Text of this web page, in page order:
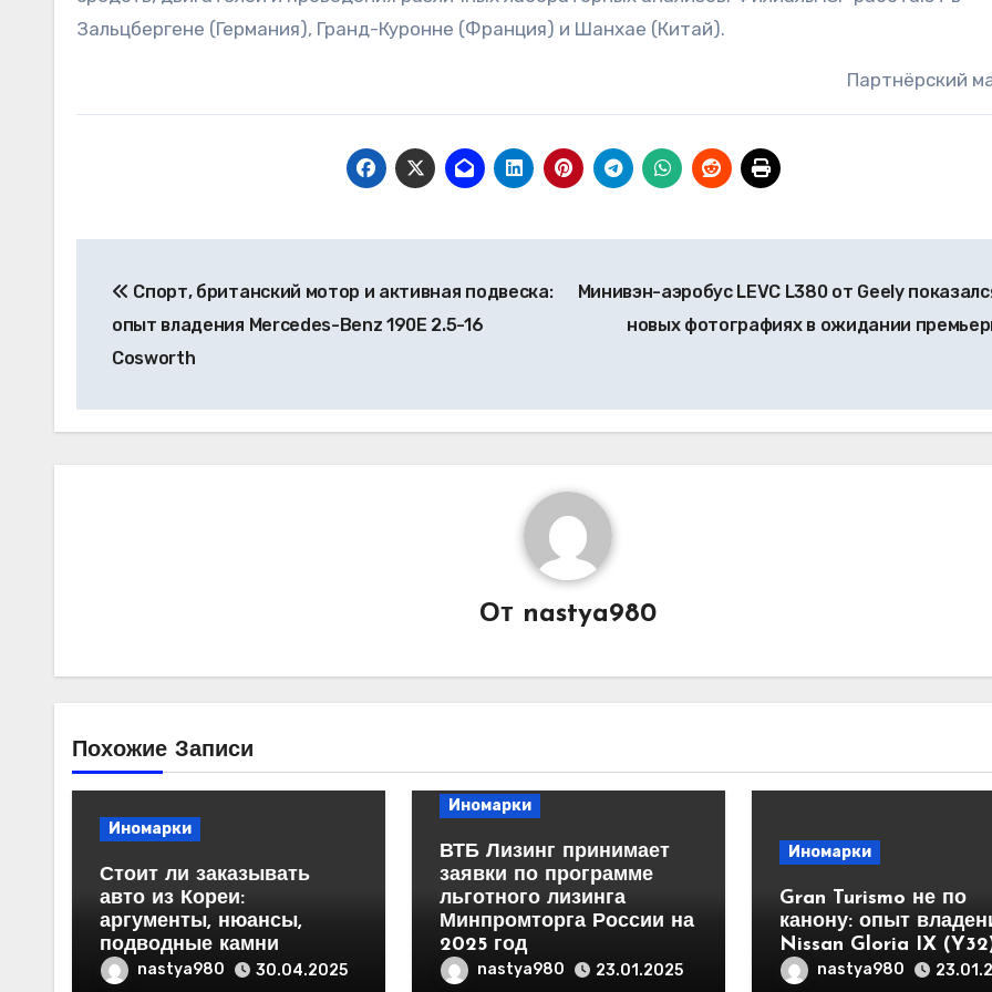
Зальцбергене (Германия), Гранд-Куронне (Франция) и Шанхае (Китай).
Партнёрский
по
записям
Спорт, британский мотор и активная подвеска:
опыт владения Mercedes-Benz 190E 2.5-16
Cosworth
Минивэн-аэробус LEVC L380 от Geely
новых фотографиях в ожидании
От nastya980
Похожие Записи
Иномарки
Стоит ли заказывать
авто из Кореи:
аргументы, нюансы,
подводные камни
nastya980 30.04.2025
Иномарки
ВТБ Лизинг принимает
заявки по программе
льготного лизинга
Минпромторга России на
2025 год
nastya980 23.01.2025
Иномарки
Gran Turismo не по
канону: опыт
Nissan Gloria IX
nastya980